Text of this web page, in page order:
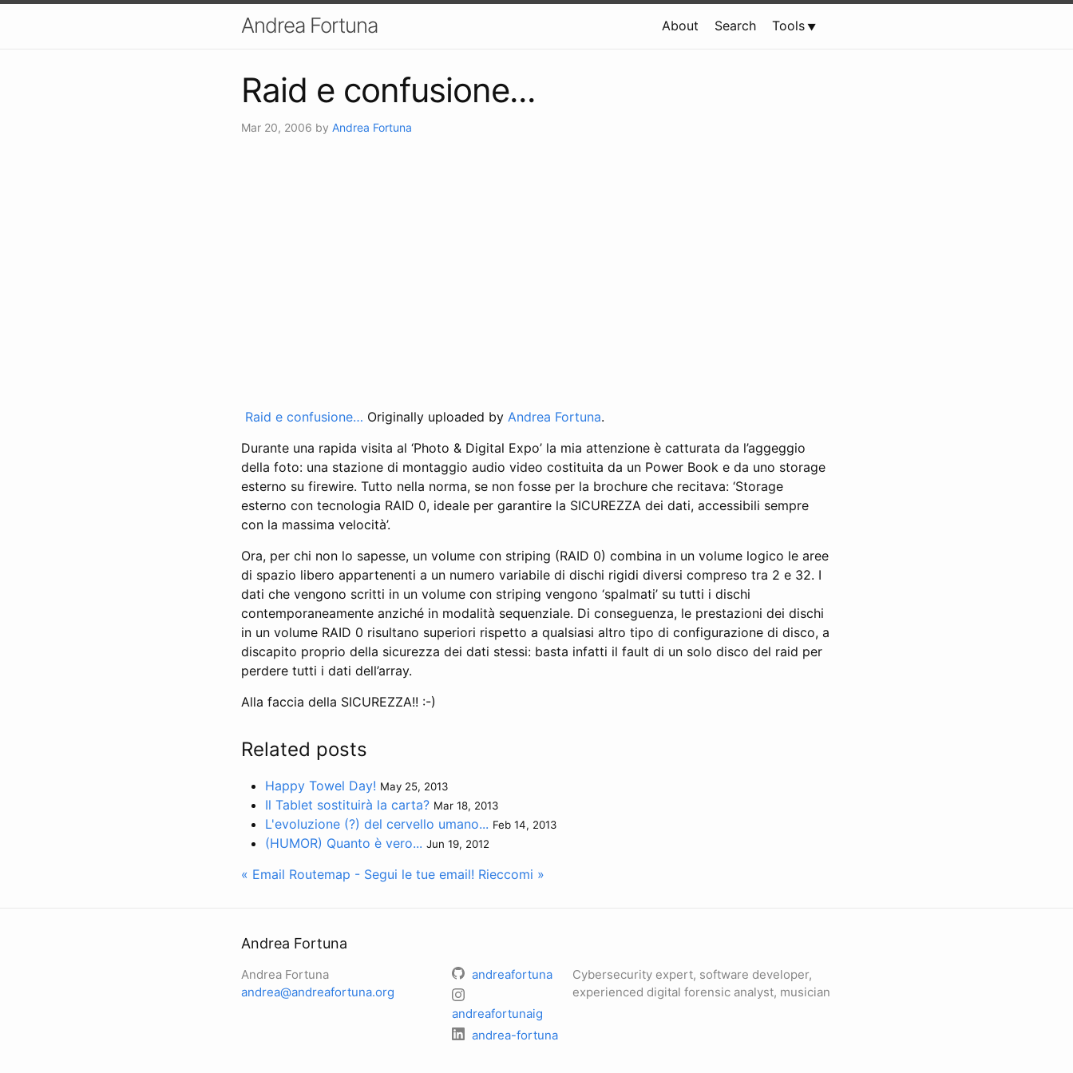
Andrea Fortuna About Search Tools
Raid e confusione...
Mar 20, 2006 by Andrea Fortuna
Raid e confusione… Originally uploaded by Andrea Fortuna.
Durante una rapida visita al ‘Photo & Digital Expo’ la mia attenzione è catturata da l’aggeggio
della foto: una stazione di montaggio audio video costituita da un Power Book e da uno storage
esterno su firewire. Tutto nella norma, se non fosse per la brochure che recitava: ‘Storage
esterno con tecnologia RAID 0, ideale per garantire la SICUREZZA dei dati, accessibili sempre
con la massima velocità’.
Ora, per chi non lo sapesse, un volume con striping (RAID 0) combina in un volume logico le aree
di spazio libero appartenenti a un numero variabile di dischi rigidi diversi compreso tra 2 e 32. I
dati che vengono scritti in un volume con striping vengono ‘spalmati’ su tutti i dischi
contemporaneamente anziché in modalità sequenziale. Di conseguenza, le prestazioni dei dischi
in un volume RAID 0 risultano superiori rispetto a qualsiasi altro tipo di configurazione di disco, a
discapito proprio della sicurezza dei dati stessi: basta infatti il fault di un solo disco del raid per
perdere tutti i dati dell’array.
Alla faccia della SICUREZZA!! :-)
Related posts
Happy Towel Day! May 25, 2013
Il Tablet sostituirà la carta? Mar 18, 2013
L'evoluzione (?) del cervello umano... Feb 14, 2013
(HUMOR) Quanto è vero... Jun 19, 2012
« Email Routemap - Segui le tue email! Rieccomi »
Andrea Fortuna
Andrea Fortuna
andrea@andreafortuna.org
andreafortuna
andreafortunaig
andrea-fortuna
Cybersecurity expert, software developer,
experienced digital forensic analyst, musician